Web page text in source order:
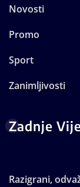
Novosti
Promo
Sport
Zanimljivosti
Zadnje
Razigrani,